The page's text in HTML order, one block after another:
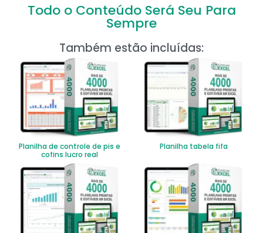
Todo o Conteúdo Será Seu Para
Sempre
Também estão incluídas:
Planilha de controle de pis e
cofins lucro real
Planilha tabela fifa